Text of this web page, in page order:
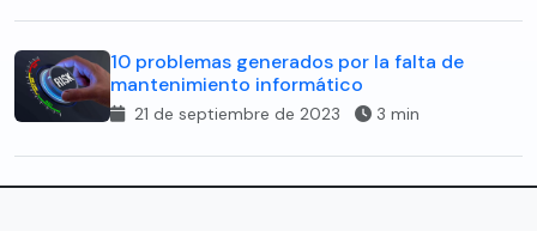
10 problemas generados por la falta de
mantenimiento informático
21 de septiembre de 2023 3 min